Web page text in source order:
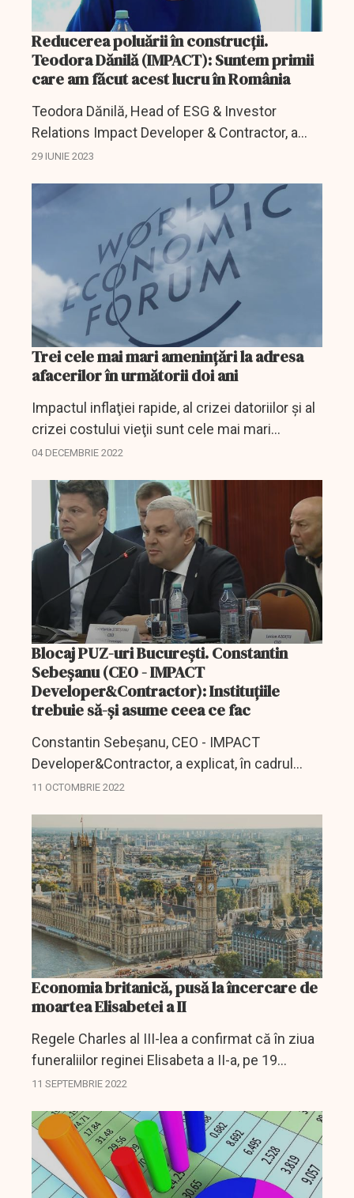
Reducerea poluării în construcții.
Teodora Dănilă (IMPACT): Suntem primii
care am făcut acest lucru în România
Teodora Dănilă, Head of ESG & Investor
Relations Impact Developer & Contractor, a
fost invitată la dezbaterea „Upgrade România -
unde a vorbit...
29 IUNIE 2023
Trei cele mai mari amenințări la adresa
afacerilor în următorii doi ani
Impactul inflaţiei rapide, al crizei datoriilor şi al
crizei costului vieţii sunt cele mai mari
ameninţări la adresa derulării afacerilor în
04 DECEMBRIE 2022
Blocaj PUZ-uri Bucureşti. Constantin
Sebeşanu (CEO - IMPACT
Developer&Contractor): Instituţiile
trebuie să-şi asume ceea ce fac
Constantin Sebeşanu, CEO - IMPACT
Developer&Contractor, a explicat, în cadrul
dezbaterii DC Media Group "Cum NU
suspendării PUZ-urilor din Bucureşti.
11 OCTOMBRIE 2022
Economia britanică, pusă la încercare de
moartea Elisabetei a II
Regele Charles al III-lea a confirmat că în ziua
funeraliilor reginei Elisabeta a II-a, pe 19
septembrie, britanicii vor avea zi liberă. În
impactul...
11 SEPTEMBRIE 2022